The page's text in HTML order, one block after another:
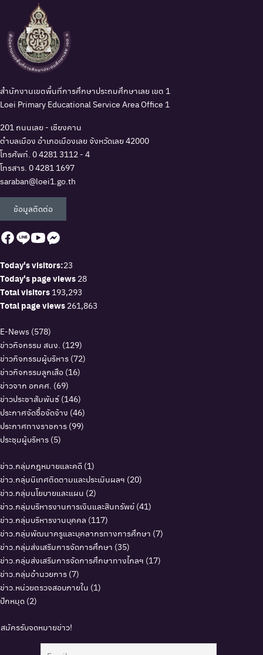
สำนักงานเขตพื้นที่การศึกษาประถมศึกษาเลย เขต 1
Loei Primary Educational Service Area Office 1
201 ถนนเลย - เชียงคาน
ตำบลเมือง อำเภอเมืองเลย จังหวัดเลย 42000
โทรศัพท์. 0 4281 3112 - 4
โทรสาร. 0 4281 1697
saraban@loei1.go.th
ข้อมูลติดต่อ
Today's visitors:23
Today's page views 28
Total visitors 193,293
Total page views 261,863
E-News (578)
ข่าวกิจกรรม สนง. (129)
ข่าวกิจกรรมผู้บริหาร (72)
ข่าวกิจกรรมลูกเสือ (16)
ข่าวจาก อกคศ. (69)
ข่าวประชาสัมพันธ์ (146)
ประกาศจัดซื้อจัดจ้าง (46)
ประกาศทางราชการ (99)
ประชุมผู้บริหาร (5)
ข่าว.กลุ่มกฎหมายและคดี (1)
ข่าว.กลุ่มนิเทศติดตามและประเมินผลฯ (20)
ข่าว.กลุ่มนโยบายและแผน (2)
ข่าว.กลุ่มบริหารงานการเงินและสินทรัพย์ (41)
ข่าว.กลุ่มบริหารงานบุคคล (117)
ข่าว.กลุ่มพัฒนาครูและบุคลากรทางการศึกษา (7)
ข่าว.กลุ่มส่งเสริมการจัดการศึกษา (35)
ข่าว.กลุ่มส่งเสริมการจัดการศึกษาทางไกลฯ (17)
ข่าว.กลุ่มอำนวยการ (7)
ข่าว.หน่วยตรวจสอบภายใน (1)
ปักหมุด (2)
สมัครรับจดหมายข่าว!